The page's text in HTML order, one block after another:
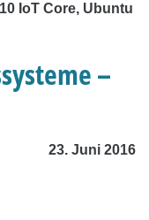
IoT Core, Ubuntu
–
23. Juni 2016